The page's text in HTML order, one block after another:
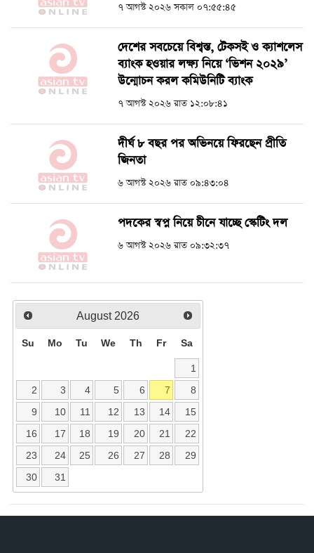
৭ আগস্ট ২০২৬ সকাল ০৭:৫৫:৪৫
দেশের সবচেয়ে বিশ্বস্ত, টেকসই ও ক্যাশলেস
ব্যাংক হওয়ার লক্ষ্য নিয়ে ‘ভিশন ২০২৯’
উন্মোচন করল কমিউনিটি ব্যাংক
৭ আগস্ট ২০২৬ রাত ১২:০৮:৪১
দীর্ঘ ৮ বছর পর অভিনয়ে ফিরছেন প্রীতি
জিনতা
৬ আগস্ট ২০২৬ রাত ০৯:৪৩:০৪
পদকের স্বপ্ন নিয়ে চীনে যাচ্ছে স্কেটিং দল
৬ আগস্ট ২০২৬ রাত ০৯:৩২:৩৭
August 2026
Su Mo Tu We Th Fr Sa
1
2
3 4 5 6 7
8
9
10 11 12 13 14
15
16
17 18 19 20 21
22
23
24 25 26 27 28
29
30
31